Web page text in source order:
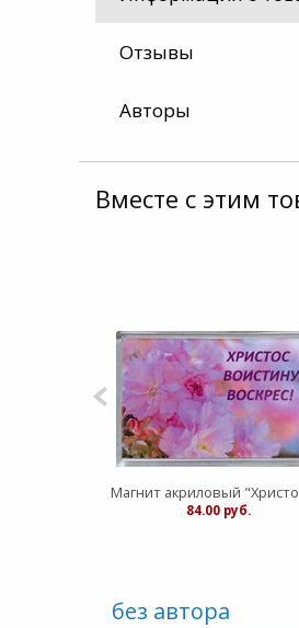
Отзывы
Авторы
Вместе с этим
: 84.00 руб.
без автора